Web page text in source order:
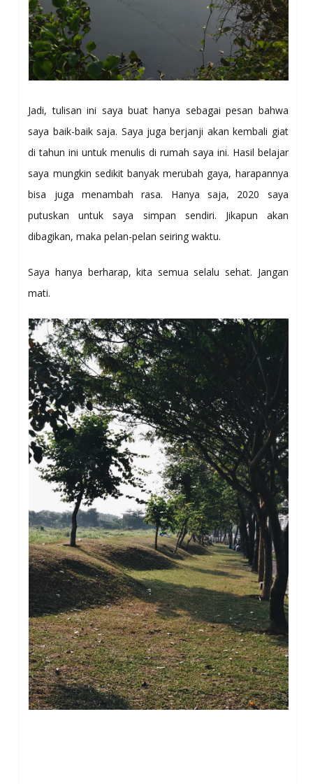
Jadi, tulisan ini saya buat hanya sebagai pesan bahwa
saya baik-baik saja. Saya juga berjanji akan kembali giat
di tahun ini untuk menulis di rumah saya ini. Hasil belajar
saya mungkin sedikit banyak merubah gaya, harapannya
bisa juga menambah rasa. Hanya saja, 2020 saya
putuskan untuk saya simpan sendiri. Jikapun akan
dibagikan, maka pelan-pelan seiring waktu.
Saya hanya berharap, kita semua selalu sehat. Jangan
mati.